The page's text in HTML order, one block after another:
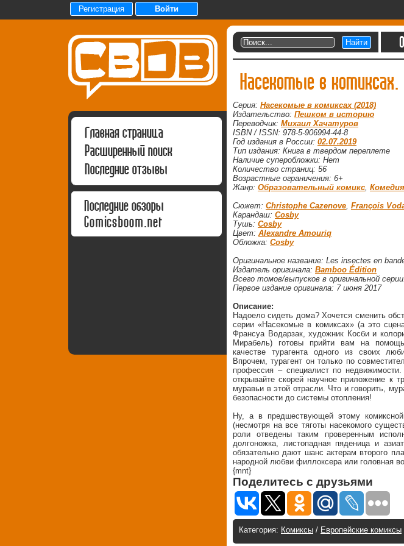
Регистрация Войти
Главная страница
Расширенный поиск
Последние отзывы
Последние обзоры
Comicsboom.net
Насекомые в
Серия: Насекомые в комиксах (2018)
Издательство: Пешком в историю
Переводчик: Михаил Хачатуров
ISBN / ISSN: 978-5-906994-44-8
Год издания в России: 02.07.2019
Тип издания: Книга в твердом переплете
Наличие суперобложки: Нет
Количество страниц: 56
Возрастные ограничения: 6+
Жанр: Образовательный комикс, Комедия
Сюжет: Christophe Cazenove, François
Карандаш: Cosby
Тушь: Cosby
Цвет: Alexandre Amouriq
Обложка: Cosby
Оригинальное название: Les insectes en
Издатель оригинала: Bamboo Édition
Всего томов/выпусков в оригинальной
Первое издание оригинала: 7 июня 2017
Описание:
Надоело сидеть дома? Хочется сменить
серии «Насекомые в комиксах» (а это
Франсуа Водарзак, художник Косби и
Мирабель) готовы прийти вам на
качестве турагента одного из своих
Впрочем, турагент он только по
профессия – специалист по
открывайте скорей научное приложение к
муравьи в этой отрасли. Что и говорить,
безопасности до системы отопления!
Ну, а в предшествующей этому
(несмотря на все тяготы насекомого
роли отведены таким проверенным
долгоножка, листопадная пяденица и
обязательно дают шанс актерам второго
народной любви филлоксера или головная
{mnt}
Поделитесь с друзьями
Категория: Комиксы / Европейские комиксы